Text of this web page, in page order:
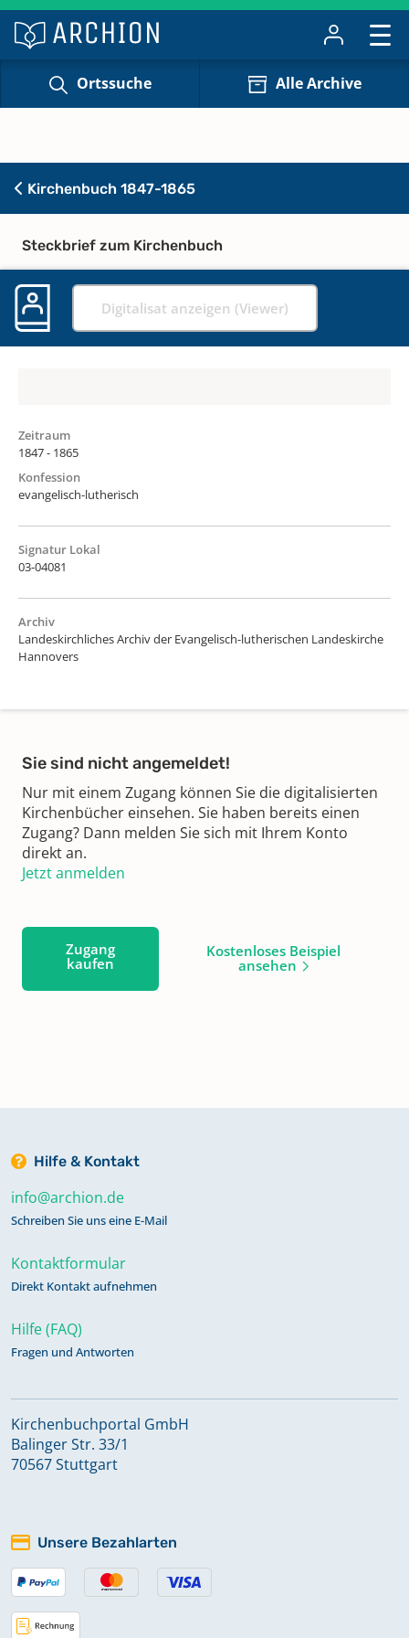
Ortssuche Alle Archive
Kirchenbuch 1847-1865
Steckbrief zum Kirchenbuch
Digitalisat anzeigen (Viewer)
Zeitraum
1847 - 1865
Konfession
evangelisch-lutherisch
Signatur Lokal
03-04081
Archiv
Landeskirchliches Archiv der Evangelisch-lutherischen Landeskirche
Hannovers
Sie sind nicht angemeldet!
Nur mit einem Zugang können Sie die digitalisierten
Kirchenbücher einsehen. Sie haben bereits einen
Zugang? Dann melden Sie sich mit Ihrem Konto
direkt an.
Jetzt anmelden
Zugang
kaufen
Kostenloses Beispiel
ansehen
Hilfe & Kontakt
info@archion.de
Schreiben Sie uns eine E-Mail
Kontaktformular
Direkt Kontakt aufnehmen
Hilfe (FAQ)
Fragen und Antworten
Kirchenbuchportal GmbH
Balinger Str. 33/1
70567 Stuttgart
Unsere Bezahlarten